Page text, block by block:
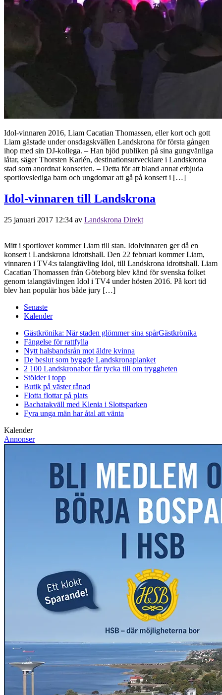
Idol-vinnaren 2016, Liam Cacatian Thomassen, eller kort och gott
Liam gästade under onsdagskvällen Landskrona för första gången
ihop med sin DJ-kollega. – Han bjöd publiken på sina gungvänliga
låtar, säger Thorsten Karlén, destinationsutvecklare i Landskrona
stad som anordnat konserten. – Detta för att bland annat erbjuda
sportlovslediga barn och ungdomar att gå på konsert i […]
Idol-vinnaren till Landskrona
25 januari 2017 12:34 av Landskrona Direkt
Mitt i sportlovet kommer Liam till stan. Idolvinnaren ger då en
konsert i Landskrona Idrottshall. Den 22 februari kommer Liam,
vinnaren i TV4:s talangtävling Idol, till Landskrona idrottshall. Liam
Cacatian Thomassen från Göteborg blev känd för svenska folket
genom talangtävlingen Idol i TV4 under hösten 2016. På kort tid
blev han populär hos både jury […]
Senaste
Kalender
Gästkrönika: När staden glömmer sina spårGästkrönika
Fängelse för rattfylla
Nytt halsbandsrån mot äldre kvinna
De beslut som byggde Landskronaplanket
2 100 Landskronabor får tycka till om tryggheten
Stölder i topp
Butik på väster rånad
Flotta flottar på plats
Bachatakväll med Klenia i Slottsparken
Fyra unga män har åtal att vänta
Kalender
Annonser